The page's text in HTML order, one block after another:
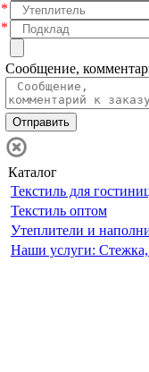
*
*
Сообщение,
Отправить
Каталог
Текстиль для
Текстиль оптом
Утеплители и
Наши услуги: